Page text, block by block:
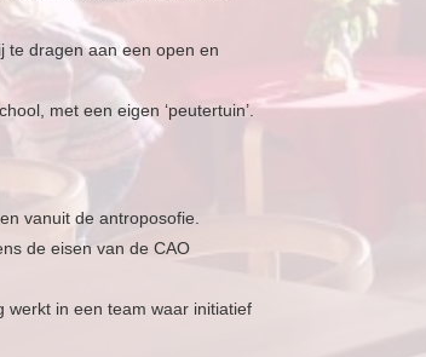
te dragen aan een open en
met een eigen ‘peutertuin’.
vanuit de antroposofie.
de eisen van de CAO
werkt in een team waar initiatief